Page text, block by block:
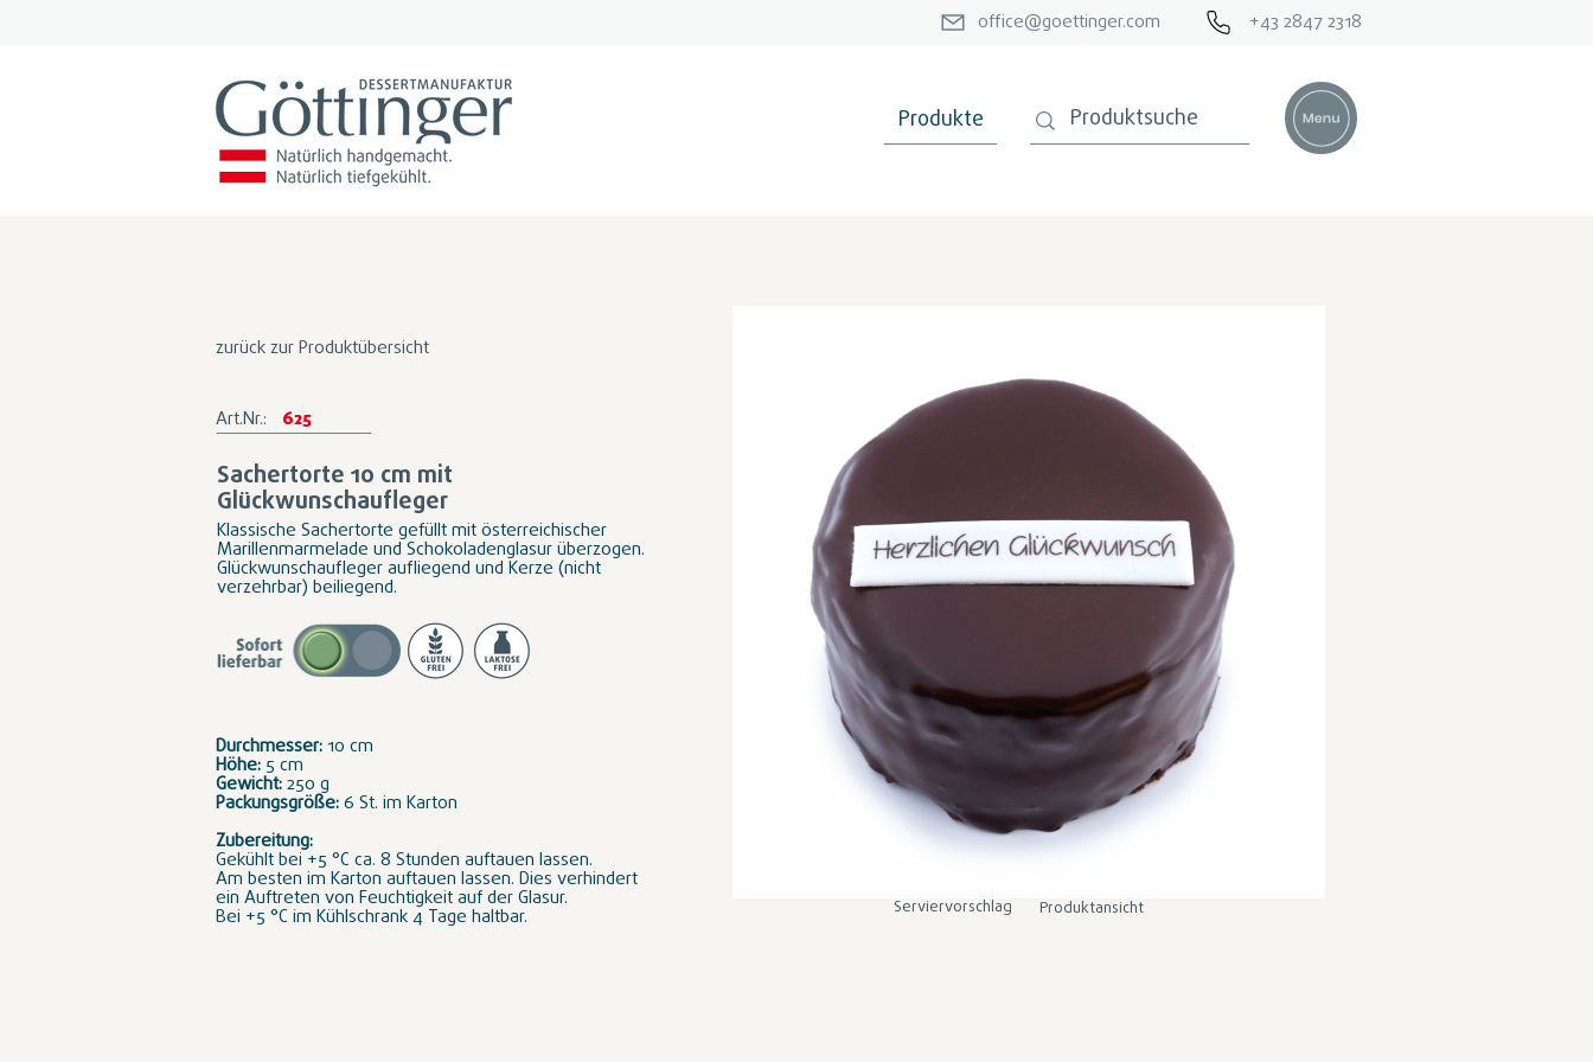
office@goettinger.com +43 2847 2318
Produkte
zurück zur Produktübersicht
Art.Nr.: 625
Sachertorte 10 cm mit
Glückwunschaufleger
Klassische Sachertorte gefüllt mit österreichischer
Marillenmarmelade und Schokoladenglasur überzogen.
Glückwunschaufleger aufliegend und Kerze (nicht
verzehrbar) beiliegend.
Durchmesser:10 cm
Höhe:5 cm
Gewicht:250 g
Packungsgröße:6 St. im Karton
Zubereitung:
Gekühlt bei +5 °C ca. 8 Stunden auftauen lassen.
Am besten im Karton auftauen lassen. Dies verhindert
ein Auftreten von Feuchtigkeit auf der Glasur.
Bei +5 °C im Kühlschrank 4 Tage haltbar. Serviervorschlag Produktansicht